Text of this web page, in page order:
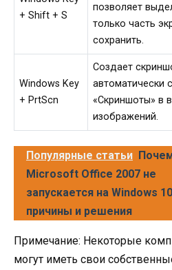
+ Shift + S
позволяет
только часть
сохранить.
Windows Key
+ PrtScn
Создает
автоматически
«Скриншоты» в
изображений.
Популярные статьи
Microsoft Office 2007 не
запускается на Windows
причины и решения
Примечание: Некоторые
могут иметь свои